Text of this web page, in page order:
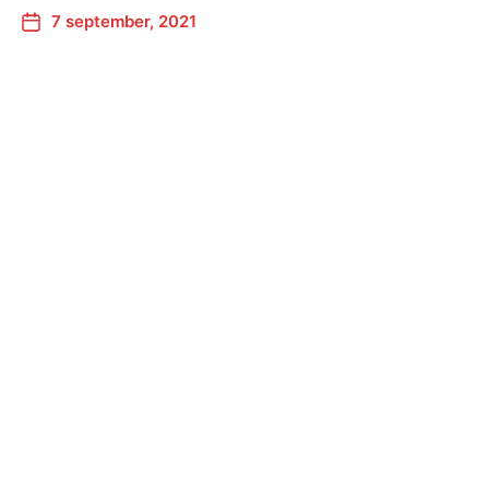
7 september, 2021